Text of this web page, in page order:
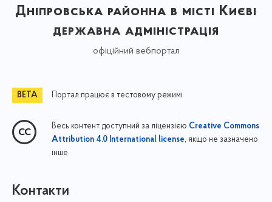
Дніпровська районна в місті Києві
державна адміністрація
офіційний вебпортал
Портал працює в тестовому режимі
Весь контент доступний за ліцензією Creative Commons
Attribution 4.0 International license, якщо не зазначено
інше
Контакти